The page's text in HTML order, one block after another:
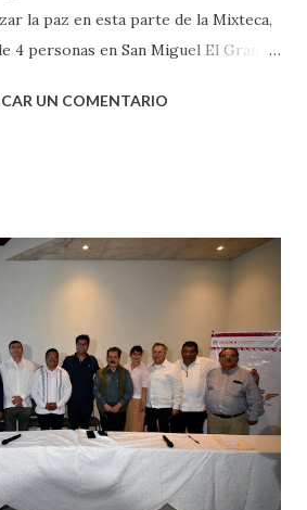
la paz en esta parte de la Mixteca,
4 personas en San Miguel El Grande.
que el día 4 de septiembre a las
que poseen estas localidades.
de Bienes Comunales de San
Mendoza Cuevas, refirió que
en kilómetro 2 en el tramo
donde fueron levantadas 4
Quiroz de 17 años de edad,
de 18 años de edad, quienes son
UN COMENTARIO